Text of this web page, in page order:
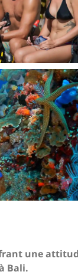
une
Bali.